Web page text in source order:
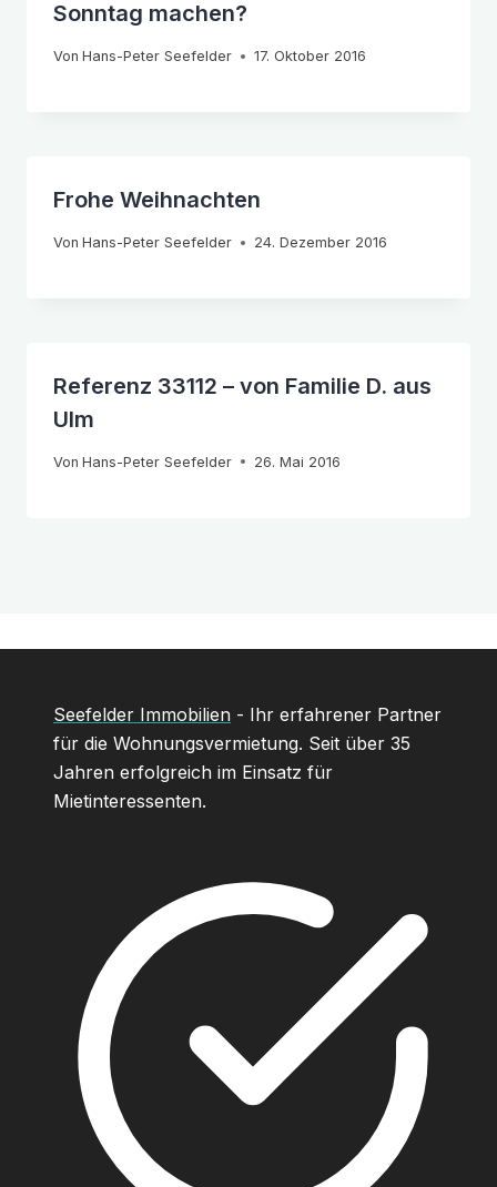
Sonntag machen?
Von Hans-Peter Seefelder 17. Oktober 2016
Frohe Weihnachten
Von Hans-Peter Seefelder 24. Dezember 2016
Referenz 33112 – von Familie D. aus
Ulm
Von Hans-Peter Seefelder 26. Mai 2016
Seefelder Immobilien - Ihr erfahrener Partner
für die Wohnungsvermietung. Seit über 35
Jahren erfolgreich im Einsatz für
Mietinteressenten.